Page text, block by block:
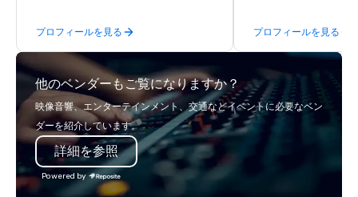
catering industry.
プロフィールを見る プロフィールを見る
他のベンダーもご覧になりますか？
映像音響、エンターテインメント、交通などイベントに必要なベン
ダーを紹介しています。
詳細を参照
Powered by